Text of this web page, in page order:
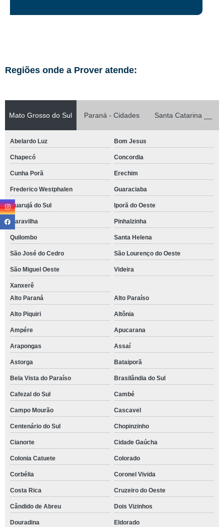
Regiões onde a Prover atende:
Mato Grosso do Sul Paraná - Cidades Santa Catarina __
Abelardo Luz Bom Jesus
Chapecó Concordia
Cunha Porã Erechim
Frederico Westphalen Guaraciaba
Guarujá do Sul Iporã do Oeste
Maravilha Pinhalzinha
Quilombo Santa Helena
São José do Cedro São Lourenço do Oeste
São Miguel Oeste Videira
Xanxerê
Alto Paraná
Alto Paraíso
Alto Piquiri Altônia
Ampére Apucarana
Arapongas Assaí
Astorga Bataiporã
Bela Vista do Paraíso Brasilândia do Sul
Cafezal do Sul Cambé
Campo Mourão Cascavel
Centenário do Sul Chopinzinho
Cianorte Cidade Gaúcha
Colonia Catuete Colorado
Corbélia Coronel Vivida
Costa Rica Cruzeiro do Oeste
Cândido de Abreu Dois Vizinhos
Douradina Eldorado